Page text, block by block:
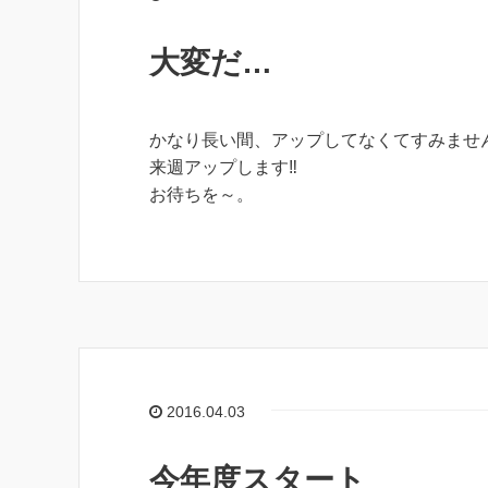
大変だ…
かなり長い間、アップしてなくてすみませ
来週アップします‼
お待ちを～。
2016.04.03
今年度スタート